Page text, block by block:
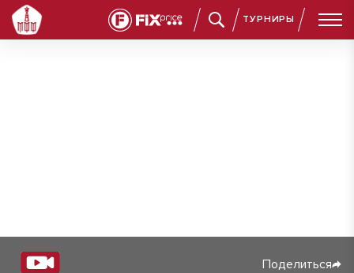
ТУРНИРЫ
Поделиться